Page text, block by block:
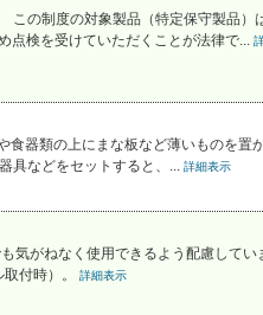
の制度の対象製品（特定保守製品）
点検を受けていただくことが法律で...
食器類の上にまな板など薄いものを置
具などをセットすると、... 詳細表示
気がねなく使用できるよう配慮してい
付時）。
詳細表示